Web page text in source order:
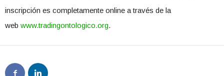
inscripción es completamente online a través de la
web www.tradingontologico.org.